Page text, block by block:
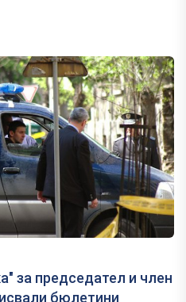
за председател и член
бюлетини